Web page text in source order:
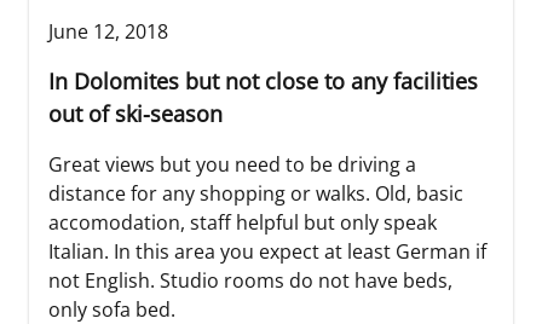
June 12, 2018
In Dolomites but not close to any facilities
out of ski-season
Great views but you need to be driving a
distance for any shopping or walks. Old, basic
accomodation, staff helpful but only speak
Italian. In this area you expect at least German if
not English. Studio rooms do not have beds,
only sofa bed.